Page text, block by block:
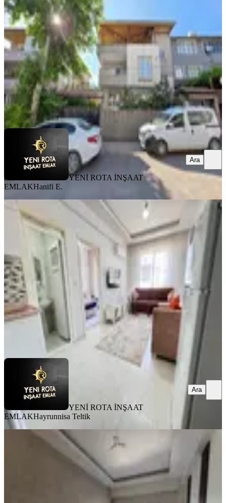
Dulkadiroğlu, Mehmet Akif Mahallesi
·150 m² · 1. Kat 31.07.2026
18.000 ₺
YENİ ROTA İNŞAAT EMLAKHanifi E.
YENİ ROTA İNŞAAT
EMLAKHanifi E.
Ara
Yeni Rota'dan Piazza Civarı Eşyalı
1+1 Kiralık Daire
Dulkadiroğlu, Egemenlik Mahallesi
1+1
15.750 ₺
YENİ ROTA İNŞAAT EMLAKHayrunnisa Teltik
YENİ ROTA İNŞAAT
EMLAKHayrunnisa Teltik
Ara
BALKONLU
6 Şubat Sonrası 2+1 Kiralık Daire
Dulkadiroğlu, Bahçeli Evler Mahallesi
90 m²· 2. Kat·31.07.2026